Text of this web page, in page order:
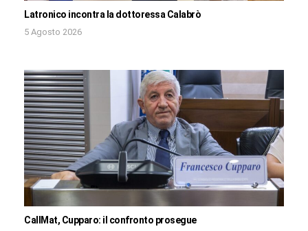
Latronico incontra la dottoressa Calabrò
5 Agosto 2026
CallMat, Cupparo: il confronto prosegue